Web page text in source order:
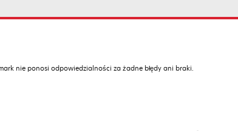
nie ponosi odpowiedzialności za żadne błędy ani braki.